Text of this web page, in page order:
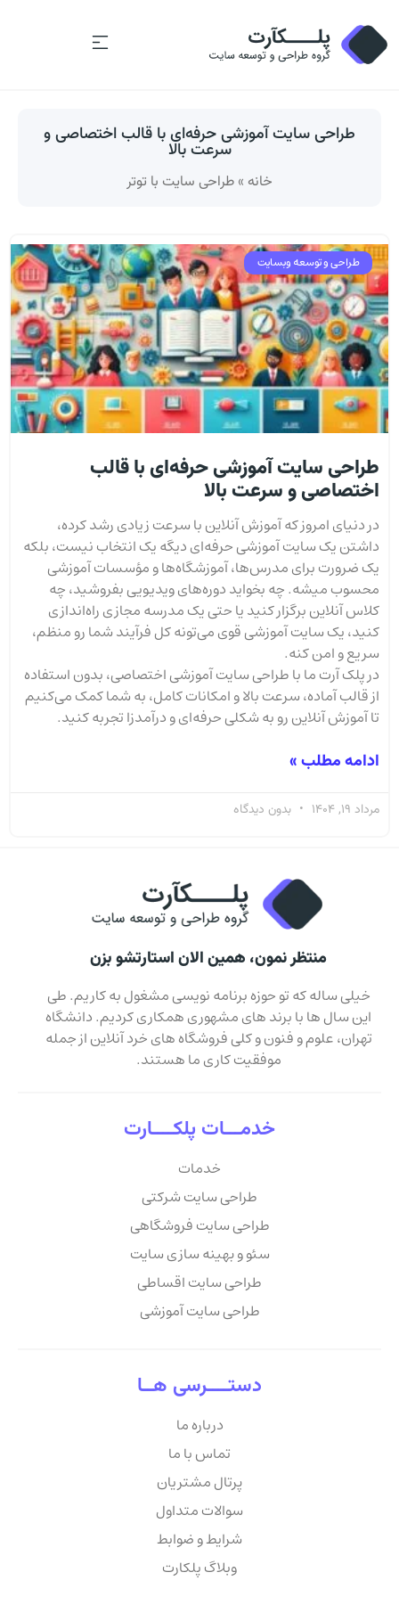
طراحی سایت آموزشی حرفه‌ای با قالب اختصاصی و
سرعت بالا
خانه » طراحی سایت با توتر
طراحی و توسعه وبسایت
طراحی سایت آموزشی حرفه‌ای با قالب
اختصاصی و سرعت بالا
در دنیای امروز که آموزش آنلاین با سرعت زیادی رشد کرده،
داشتن یک سایت آموزشی حرفه‌ای دیگه یک انتخاب نیست، بلکه
یک ضرورت برای مدرس‌ها، آموزشگاه‌ها و مؤسسات آموزشی
محسوب میشه. چه بخواید دوره‌های ویدیویی بفروشید، چه
کلاس آنلاین برگزار کنید یا حتی یک مدرسه مجازی راه‌اندازی
کنید، یک سایت آموزشی قوی می‌تونه کل فرآیند شما رو منظم،
سریع و امن کنه.
در پلک آرت ما با طراحی سایت آموزشی اختصاصی، بدون استفاده
از قالب آماده، سرعت بالا و امکانات کامل، به شما کمک می‌کنیم
تا آموزش آنلاین رو به شکلی حرفه‌ای و درآمدزا تجربه کنید.
ادامه مطلب »
مرداد 19, 1404 بدون دیدگاه
منتظر نمون، همین الان استارتشو بزن
خیلی ساله که تو حوزه برنامه نویسی مشغول به کاریم. طی
این سال ها با برند های مشهوری همکاری کردیم. دانشگاه
تهران، علوم و فنون و کلی فروشگاه های خرد آنلاین از جمله
موفقیت کاری ما هستند.
خدمـــات پلکــــارت
خدمات
طراحی سایت شرکتی
طراحی سایت فروشگاهی
سئو و بهینه سازی سایت
طراحی سایت اقساطی
طراحی سایت آموزشی
دستــــرسی هــا
درباره ما
تماس با ما
پرتال مشتریان
سوالات متداول
شرایط و ضوابط
وبلاگ پلکارت